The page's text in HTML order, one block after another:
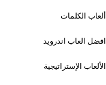
ألعاب الكلمات
افضل العاب اندرويد
الألعاب الإستراتيجية